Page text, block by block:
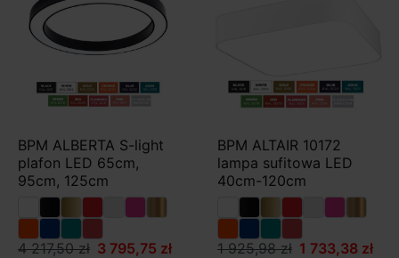
BPM ALBERTA S-light
plafon LED 65cm,
95cm, 125cm
4 217,50 zł 3 795,75 zł
BPM ALTAIR 10172
lampa sufitowa LED
40cm-120cm
1 925,98 zł 1 733,38 zł